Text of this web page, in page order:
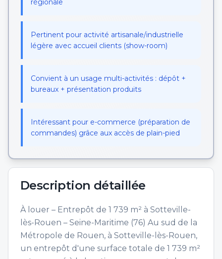
régionale
Pertinent pour activité artisanale/industrielle
légère avec accueil clients (show-room)
Convient à un usage multi-activités : dépôt +
bureaux + présentation produits
Intéressant pour e-commerce (préparation de
commandes) grâce aux accès de plain-pied
Description détaillée
À louer – Entrepôt de 1 739 m² à Sotteville-
lès-Rouen – Seine-Maritime (76) Au sud de la
Métropole de Rouen, à Sotteville-lès-Rouen,
un entrepôt d'une surface totale de 1 739 m²